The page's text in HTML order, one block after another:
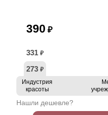
390 ₽
331 ₽
273 ₽
Индустрия
красоты
Нашли дешевле?